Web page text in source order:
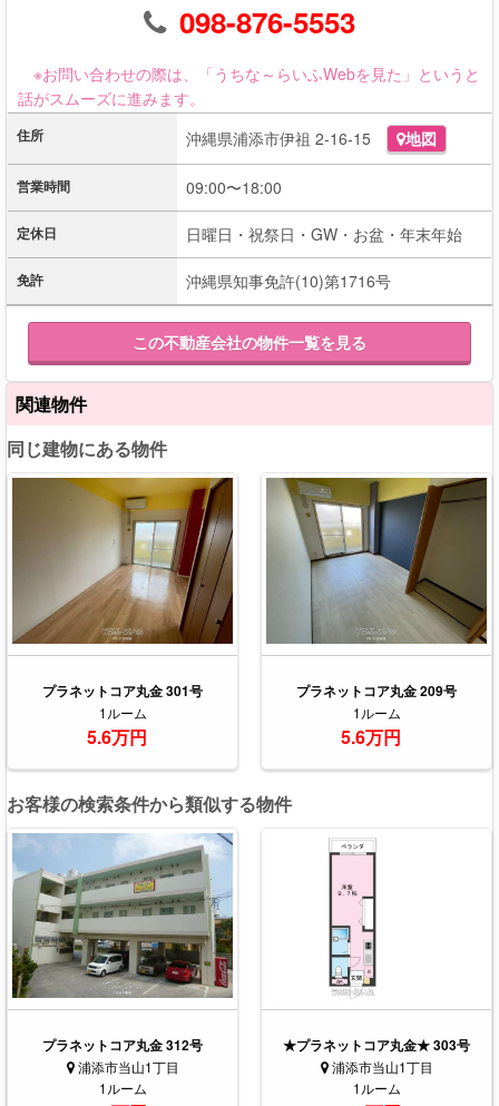
098-876-5553
※お問い合わせの際は、「うちな～らいふWebを見た」というと
話がスムーズに進みます。
住所 沖縄県浦添市伊祖 2-16-15 地図
営業時間 09:00〜18:00
定休日 日曜日・祝祭日・GW・お盆・年末年始
免許 沖縄県知事免許(10)第1716号
この不動産会社の物件一覧を見る
関連物件
同じ建物にある物件
プラネットコア丸金 301号
1ルーム
5.6万円
プラネットコア丸金 209号
1ルーム
5.6万円
お客様の検索条件から類似する物件
プラネットコア丸金 312号
浦添市当山1丁目
1ルーム
★プラネットコア丸金★ 303号
浦添市当山1丁目
1ルーム